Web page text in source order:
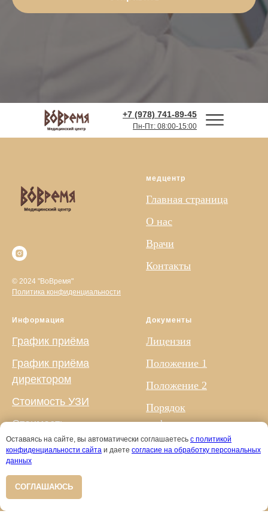
+7 (978) 741-89-45
Пн-Пт: 08:00-15:00
© 2024 "ВоВремя"
Политика конфиденциальности
медцентр
Главная страница
О нас
Врачи
Контакты
Информация
График приёма
График приёма
директором
Стоимость УЗИ
Стоимость
консультаций
Сведения о
сотрудниках
Документы
Лицензия
Положение 1
Положение 2
Порядок
информирования
Порядок рассмотрения
Оставаясь на сайте, вы автоматически соглашаетесь с политикой
конфиденциальности сайта и даете согласие на обработку персональных
данных
СОГЛАШАЮСЬ